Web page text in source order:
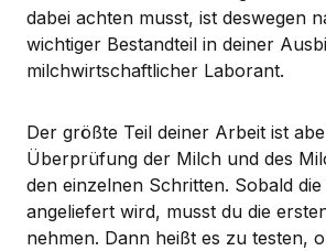
dabei achten musst, ist deswegen
wichtiger Bestandteil in deiner
milchwirtschaftlicher Laborant.
Der größte Teil deiner Arbeit ist
Überprüfung der Milch und des
den einzelnen Schritten. Sobald
angeliefert wird, musst du die
nehmen. Dann heißt es zu testen,